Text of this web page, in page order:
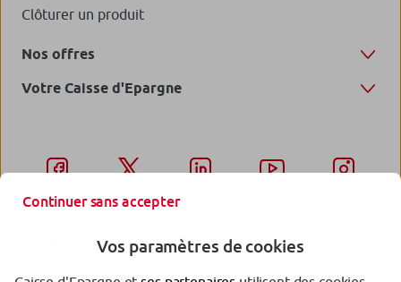
Clôturer un produit
Nos offres
Votre Caisse d'Epargne
Continuer sans accepter
Vos paramètres de cookies